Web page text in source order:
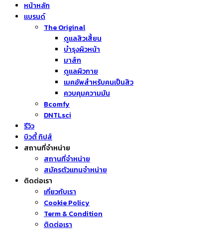
หน้าหลัก
แบรนด์
The Original
ดูแลสิวเสี้ยน
บำรุงผิวหน้า
มาส์ก
ดูแลผิวกาย
เมคอัพสำหรับคนเป็นสิว
ควบคุมความมัน
Bcomfy
DNTLsci
รีวิว
บิวตี้ ทิปส์
สถานที่จำหน่าย
สถานที่จำหน่าย
สมัครตัวแทนจำหน่าย
ติดต่อเรา
เกี่ยวกับเรา
Cookie Policy
Term & Condition
ติดต่อเรา